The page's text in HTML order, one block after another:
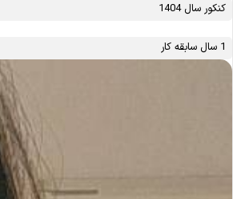
کنکور سال 1404
1 سال سابقه کار